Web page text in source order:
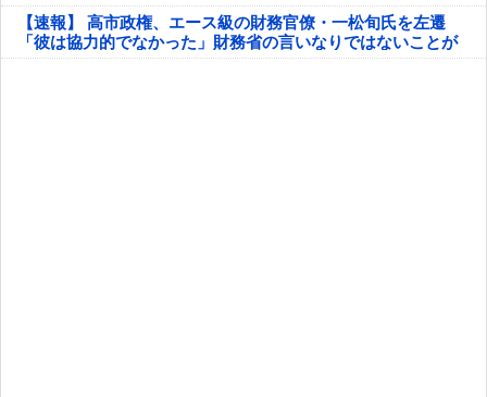
【速報】 高市政権、エース級の財務官僚・一松旬氏を左遷
「彼は協力的でなかった」財務省の言いなりではないことが
判明